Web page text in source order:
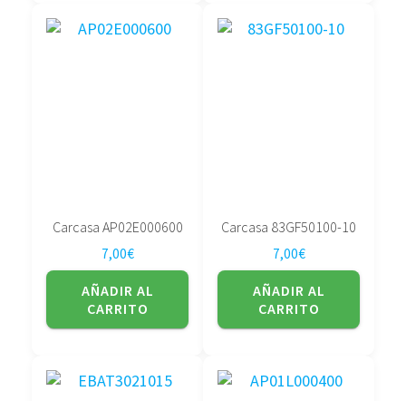
Carcasa AP02E000600
7,00€
AÑADIR AL
CARRITO
Carcasa 83GF50100-10
7,00€
AÑADIR AL
CARRITO